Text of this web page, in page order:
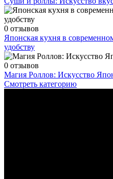
0 отзывов
Японская кухня в
удобству
0 отзывов
Магия Роллов: Искусство
Смотреть категорию